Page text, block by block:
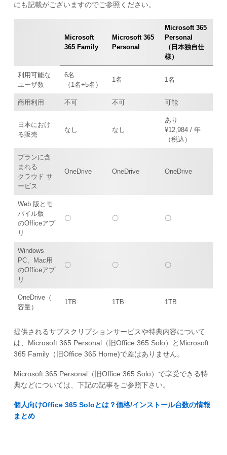
にも記載がございますのでご参照ください。
Microsoft
365 Family
Microsoft 365
Personal
Microsoft 365
Personal
（日本独自仕
様）
利用可能な
ユーザ数
6名
（1名+5名）
1名 1名
商用利用 不可 不可 可能
日本におけ
る販売
なし なし
あり
¥12,984 / 年
（税込）
プランに含
まれる
クラウド サ
ービス
OneDrive OneDrive OneDrive
Web 版とモ
バイル版
のOfficeアプ
リ
〇 〇 〇
Windows
PC、Mac用
のOfficeアプ
リ
〇 〇 〇
OneDrive（
容量）
1TB 1TB 1TB
提供されるサブスクリプションサービスや特典内容について
は、Microsoft 365 Personal（旧Office 365 Solo）とMicrosoft
365 Family（旧Office 365 Home)で差はありません。
Microsoft 365 Personal（旧Office 365 Solo）で享受できる特
典などについては、下記の記事をご参照下さい。
個人向けOffice 365 Soloとは？価格/インストール台数の情報
まとめ